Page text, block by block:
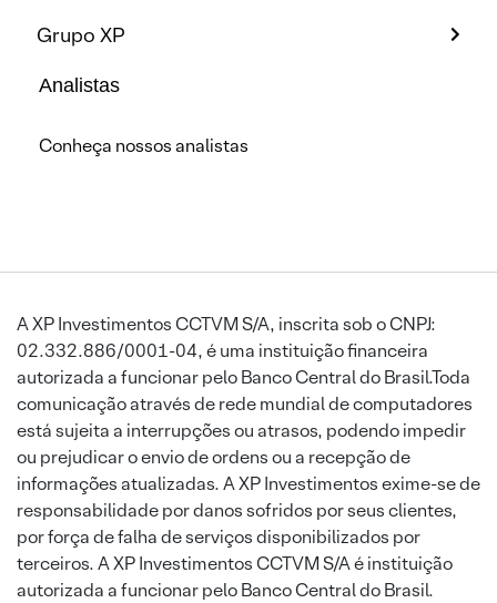
Grupo XP
Analistas
Conheça nossos analistas
A XP Investimentos CCTVM S/A, inscrita sob o CNPJ:
02.332.886/0001-04, é uma instituição financeira
autorizada a funcionar pelo Banco Central do Brasil.Toda
comunicação através de rede mundial de computadores
está sujeita a interrupções ou atrasos, podendo impedir
ou prejudicar o envio de ordens ou a recepção de
informações atualizadas. A XP Investimentos exime-se de
responsabilidade por danos sofridos por seus clientes,
por força de falha de serviços disponibilizados por
terceiros. A XP Investimentos CCTVM S/A é instituição
autorizada a funcionar pelo Banco Central do Brasil.